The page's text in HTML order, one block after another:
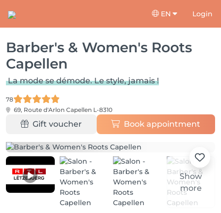
EN Login
Barber's & Women's Roots
Capellen
La mode se démode. Le style, jamais !
78
69, Route d'Arlon Capellen L-8310
Gift voucher Book appointment
Show
more